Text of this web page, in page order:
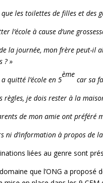
les toilettes de filles et des
l’école à cause d’une
la journée, mon frère peut-il
? »
quitté l’école en 5
ème
car sa
règles, je dois rester à la
de mon amie ont préféré
ni d’information à propos de
liées au genre sont
que l’ONG a